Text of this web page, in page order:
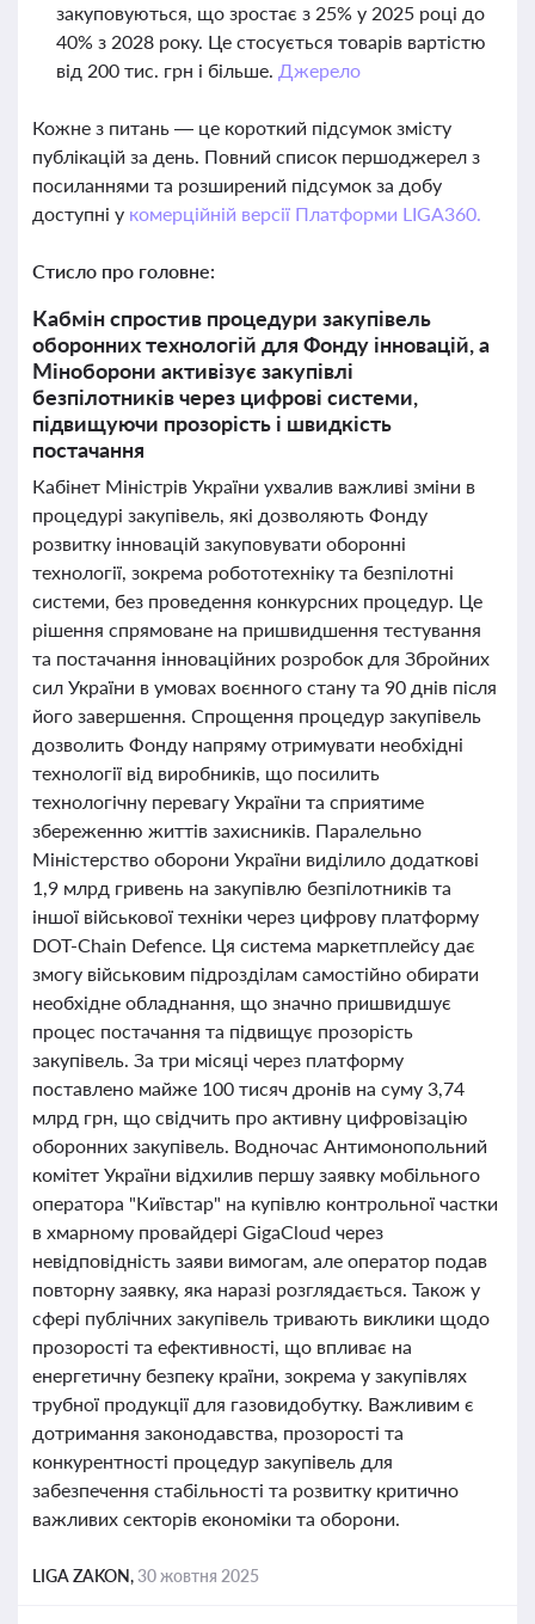
закуповуються, що зростає з 25% у 2025 році до
40% з 2028 року. Це стосується товарів вартістю
від 200 тис. грн і більше. Джерело
Кожне з питань — це короткий підсумок змісту
публікацій за день. Повний список першоджерел з
посиланнями та розширений підсумок за добу
доступні у комерційній версії Платформи LIGA360.
Стисло про головне:
Кабмін спростив процедури закупівель
оборонних технологій для Фонду інновацій, а
Міноборони активізує закупівлі
безпілотників через цифрові системи,
підвищуючи прозорість і швидкість
постачання
Кабінет Міністрів України ухвалив важливі зміни в
процедурі закупівель, які дозволяють Фонду
розвитку інновацій закуповувати оборонні
технології, зокрема робототехніку та безпілотні
системи, без проведення конкурсних процедур. Це
рішення спрямоване на пришвидшення тестування
та постачання інноваційних розробок для Збройних
сил України в умовах воєнного стану та 90 днів після
його завершення. Спрощення процедур закупівель
дозволить Фонду напряму отримувати необхідні
технології від виробників, що посилить
технологічну перевагу України та сприятиме
збереженню життів захисників. Паралельно
Міністерство оборони України виділило додаткові
1,9 млрд гривень на закупівлю безпілотників та
іншої військової техніки через цифрову платформу
DOT-Chain Defence. Ця система маркетплейсу дає
змогу військовим підрозділам самостійно обирати
необхідне обладнання, що значно пришвидшує
процес постачання та підвищує прозорість
закупівель. За три місяці через платформу
поставлено майже 100 тисяч дронів на суму 3,74
млрд грн, що свідчить про активну цифровізацію
оборонних закупівель. Водночас Антимонопольний
комітет України відхилив першу заявку мобільного
оператора "Київстар" на купівлю контрольної частки
в хмарному провайдері GigaCloud через
невідповідність заяви вимогам, але оператор подав
повторну заявку, яка наразі розглядається. Також у
сфері публічних закупівель тривають виклики щодо
прозорості та ефективності, що впливає на
енергетичну безпеку країни, зокрема у закупівлях
трубної продукції для газовидобутку. Важливим є
дотримання законодавства, прозорості та
конкурентності процедур закупівель для
забезпечення стабільності та розвитку критично
важливих секторів економіки та оборони.
LIGA ZAKON,30 жовтня 2025